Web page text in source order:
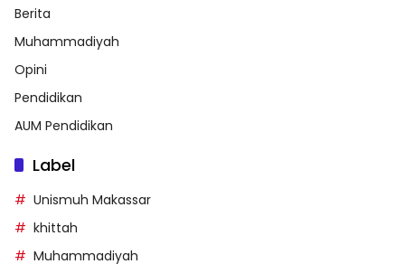
Berita
Muhammadiyah
Opini
Pendidikan
AUM Pendidikan
Label
Unismuh Makassar
khittah
Muhammadiyah